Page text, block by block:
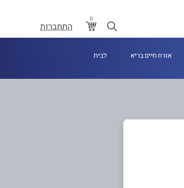
0
התחברות
אורח חיים בריא לבית